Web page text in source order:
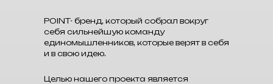
POINT- бренд, который собрал вокруг
себя сильнейшую команду
единомышленников, которые верят в себя
и в свою идею.
Целью нашего проекта является